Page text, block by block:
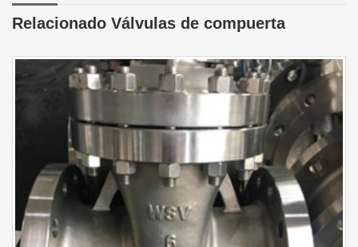
Relacionado Válvulas de compuerta